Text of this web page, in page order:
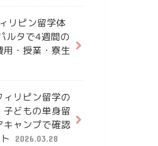
リピン留学体
ルタで4週間の
・授業・寮生
ィリピン留学の
どもの単身留
キャンプで確認
2026.03.28